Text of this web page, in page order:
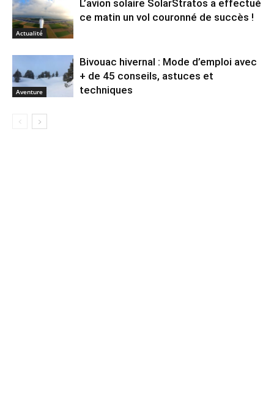
Actualité
L’avion solaire SolarStratos a effectué
ce matin un vol couronné de succès !
Aventure
Bivouac hivernal : Mode d’emploi avec
+ de 45 conseils, astuces et
techniques